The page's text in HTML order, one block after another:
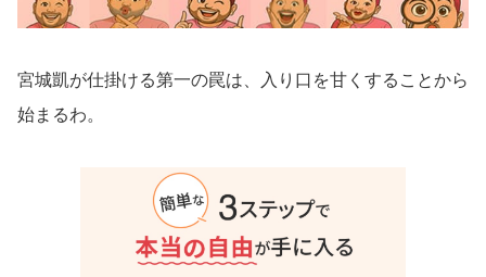
宮城凱が仕掛ける第一の罠は、入り口を甘くすることから
始まるわ。